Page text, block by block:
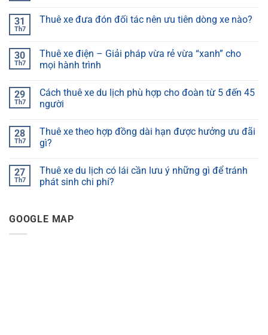
31
Th7
Thuê xe đưa đón đối tác nên ưu tiên dòng xe nào?
30
Th7
Thuê xe điện – Giải pháp vừa rẻ vừa “xanh” cho
mọi hành trình
29
Th7
Cách thuê xe du lịch phù hợp cho đoàn từ 5 đến 45
người
28
Th7
Thuê xe theo hợp đồng dài hạn được hưởng ưu đãi
gì?
27
Th7
Thuê xe du lịch có lái cần lưu ý những gì để tránh
phát sinh chi phí?
GOOGLE MAP